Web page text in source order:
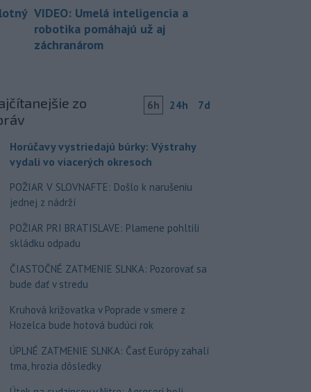
VIDEO: Umelá inteligencia a
robotika pomáhajú už aj
záchranárom
zo
6h 24h 7d
Horúčavy vystriedajú búrky: Výstrahy
vydali vo viacerých okresoch
POŽIAR V SLOVNAFTE: Došlo k narušeniu
jednej z nádrží
POŽIAR PRI BRATISLAVE: Plamene pohltili
skládku odpadu
ČIASTOČNÉ ZATMENIE SLNKA: Pozorovať sa
bude dať v stredu
Kruhová križovatka v Poprade v smere z
Hozelca bude hotová budúci rok
ÚPLNÉ ZATMENIE SLNKA: Časť Európy zahalí
tma, hrozia dôsledky